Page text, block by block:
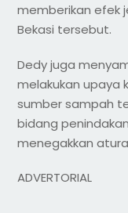
memberikan efek
Bekasi tersebut.
Dedy juga
melakukan upaya
sumber sampah
bidang
menegakkan
ADVERTORIAL